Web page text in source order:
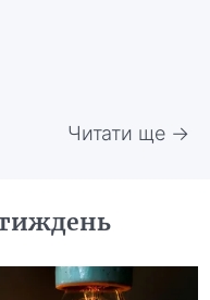
Читати ще →
тиждень